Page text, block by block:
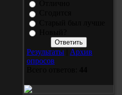
Результаты
Архив
опросов